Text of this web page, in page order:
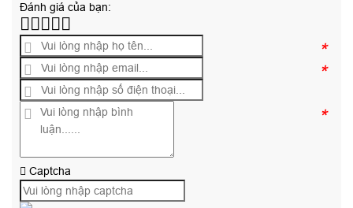
Đánh giá của bạn:
*
*
*
Captcha